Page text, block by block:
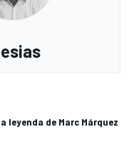
leyenda de Marc Márquez